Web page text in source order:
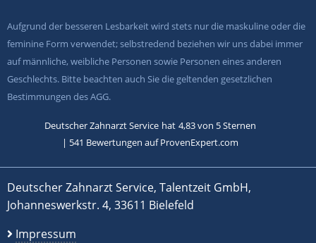
Aufgrund der besseren Lesbarkeit wird stets nur die maskuline oder die
feminine Form verwendet; selbstredend beziehen wir uns dabei immer
auf männliche, weibliche Personen sowie Personen eines anderen
Geschlechts. Bitte beachten auch Sie die geltenden gesetzlichen
Bestimmungen des AGG.
Deutscher Zahnarzt Service hat 4,83von 5Sternen
| 541 Bewertungen auf ProvenExpert.com
Deutscher Zahnarzt Service, Talentzeit GmbH,
Johanneswerkstr. 4, 33611 Bielefeld
Impressum